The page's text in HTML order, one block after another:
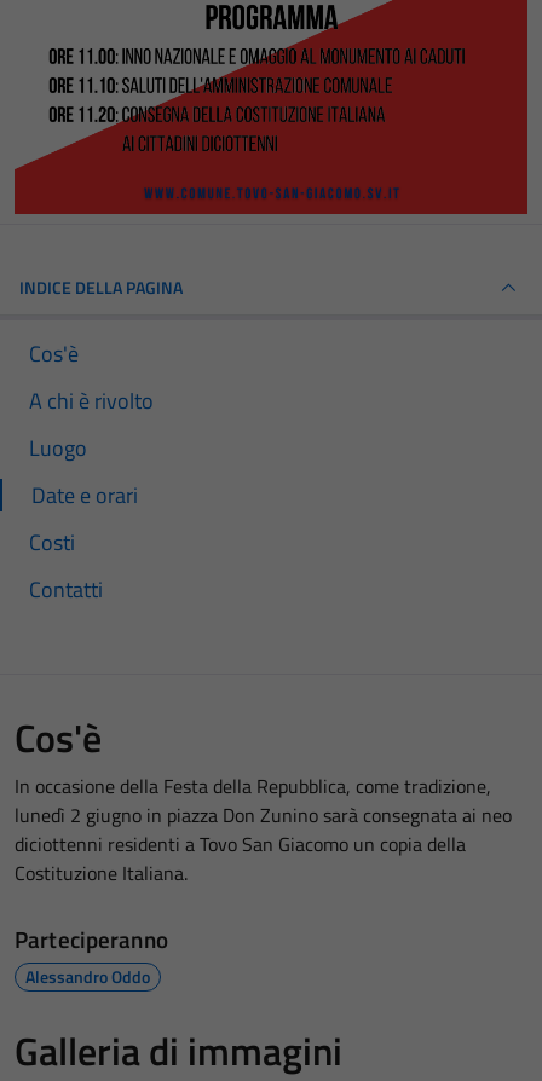
INDICE DELLA PAGINA
Cos'è
A chi è rivolto
Luogo
Date e orari
Costi
Contatti
Cos'è
In occasione della Festa della Repubblica, come tradizione,
lunedì 2 giugno in piazza Don Zunino sarà consegnata ai neo
diciottenni residenti a Tovo San Giacomo un copia della
Costituzione Italiana.
Parteciperanno
Alessandro Oddo
Galleria di immagini